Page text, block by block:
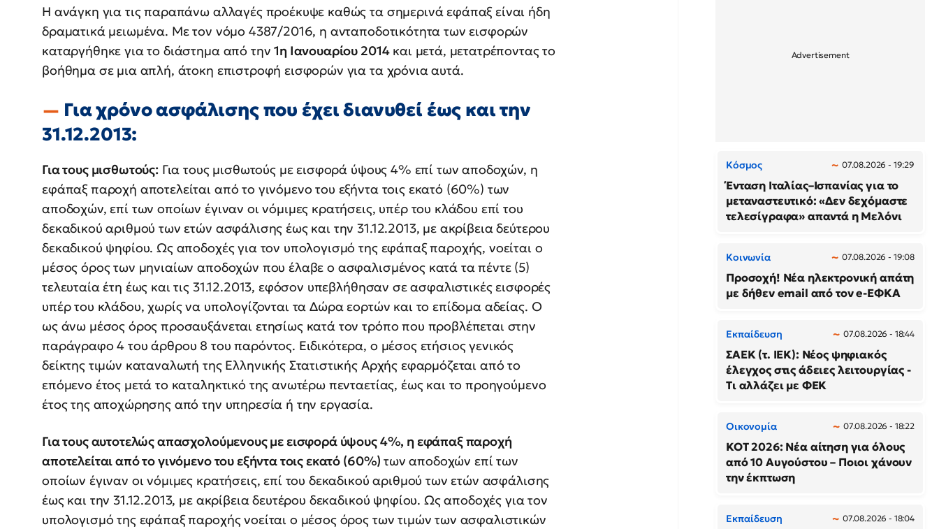
Η ανάγκη για τις παραπάνω αλλαγές προέκυψε καθώς τα σημερινά εφάπαξ είναι ήδη
δραματικά μειωμένα. Με τον νόμο 4387/2016, η ανταποδοτικότητα των εισφορών
καταργήθηκε για το διάστημα από την1η Ιανουαρίου 2014και μετά, μετατρέποντας το
βοήθημα σε μια απλή, άτοκη επιστροφή εισφορών για τα χρόνια αυτά.
Για χρόνο ασφάλισης που έχει διανυθεί έως και την
31.12.2013:
Για τους μισθωτούς:Για τους μισθωτούς με εισφορά ύψους 4% επί των αποδοχών, η
εφάπαξ παροχή αποτελείται από το γινόμενο του εξήντα τοις εκατό (60%) των
αποδοχών, επί των οποίων έγιναν οι νόμιμες κρατήσεις, υπέρ του κλάδου επί του
δεκαδικού αριθμού των ετών ασφάλισης έως και την 31.12.2013, με ακρίβεια δεύτερου
δεκαδικού ψηφίου. Ως αποδοχές για τον υπολογισμό της εφάπαξ παροχής, νοείται ο
μέσος όρος των μηνιαίων αποδοχών που έλαβε ο ασφαλισμένος κατά τα πέντε (5)
τελευταία έτη έως και τις 31.12.2013, εφόσον υπεβλήθησαν σε ασφαλιστικές εισφορές
υπέρ του κλάδου, χωρίς να υπολογίζονται τα Δώρα εορτών και το επίδομα αδείας. Ο
ως άνω μέσος όρος προσαυξάνεται ετησίως κατά τον τρόπο που προβλέπεται στην
παράγραφο 4 του άρθρου 8 του παρόντος. Ειδικότερα, ο μέσος ετήσιος γενικός
δείκτης τιμών καταναλωτή της Ελληνικής Στατιστικής Αρχής εφαρμόζεται από το
επόμενο έτος μετά το καταληκτικό της ανωτέρω πενταετίας, έως και το προηγούμενο
έτος της αποχώρησης από την υπηρεσία ή την εργασία.
Για τους αυτοτελώς απασχολούμενους με εισφορά ύψους 4%, η εφάπαξ παροχή
αποτελείται από το γινόμενο του εξήντα τοις εκατό (60%)των αποδοχών επί των
οποίων έγιναν οι νόμιμες κρατήσεις, επί του δεκαδικού αριθμού των ετών ασφάλισης
έως και την 31.12.2013, με ακρίβεια δευτέρου δεκαδικού ψηφίου. Ως αποδοχές για τον
υπολογισμό της εφάπαξ παροχής νοείται ο μέσος όρος των τιμών των ασφαλιστικών
Κόσμος 07.08.2026 - 19:29
Ένταση Ιταλίας–Ισπανίας για το
μεταναστευτικό: «Δεν δεχόμαστε
τελεσίγραφα» απαντά η Μελόνι
Κοινωνία 07.08.2026 - 19:08
Προσοχή! Νέα ηλεκτρονική απάτη
με δήθεν email από τον e-ΕΦΚΑ
Εκπαίδευση 07.08.2026 - 18:44
ΣΑΕΚ (τ. ΙΕΚ): Νέος ψηφιακός
έλεγχος στις άδειες λειτουργίας -
Τι αλλάζει με ΦΕΚ
Οικονομία 07.08.2026 - 18:22
ΚΟΤ 2026: Νέα αίτηση για όλους
από 10 Αυγούστου – Ποιοι χάνουν
την έκπτωση
Εκπαίδευση 07.08.2026 - 18:04